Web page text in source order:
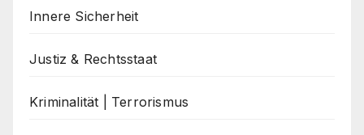
Innere Sicherheit
Justiz & Rechtsstaat
Kriminalität | Terrorismus